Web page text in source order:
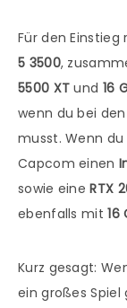
Für den
5 3500,
5500 XT und 16
wenn du bei
musst. Wenn
Capcom einen
sowie eineRTX
ebenfalls mit16
Kurz gesagt:
ein großes